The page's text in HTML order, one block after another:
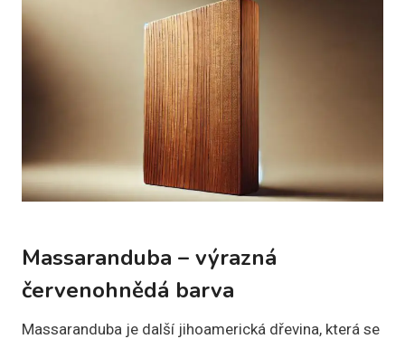
Massaranduba – výrazná
červenohnědá barva
Massaranduba je další jihoamerická dřevina, která se